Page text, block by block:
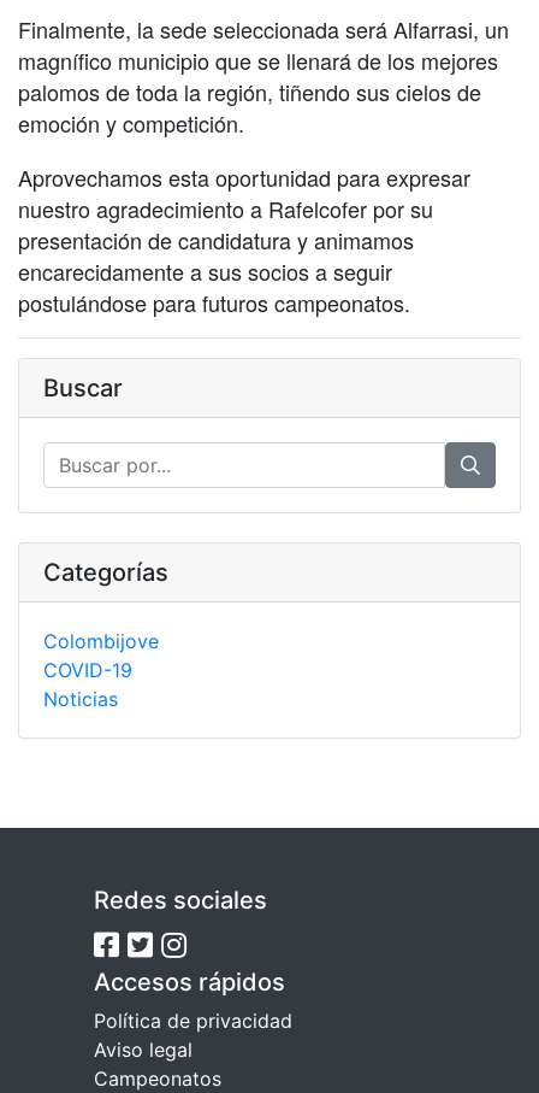
Finalmente, la sede seleccionada será Alfarrasi, un
magnífico municipio que se llenará de los mejores
palomos de toda la región, tiñendo sus cielos de
emoción y competición.
Aprovechamos esta oportunidad para expresar
nuestro agradecimiento a Rafelcofer por su
presentación de candidatura y animamos
encarecidamente a sus socios a seguir
postulándose para futuros campeonatos.
Buscar
Categorías
Colombijove
COVID-19
Noticias
Redes sociales
Accesos rápidos
Política de privacidad
Aviso legal
Campeonatos